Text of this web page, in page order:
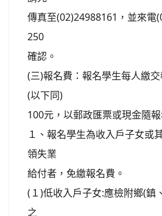
傳真至(02)24988161，並來電
250
確認。
(三)報名費：報名學生每人繳
(以下同)
100元，以郵政匯票或現金隨
１、報名學生為收入戶子女或
領失業
給付者，免繳報名費。
(１)低收入戶子女:應檢附鄉(鎮
之